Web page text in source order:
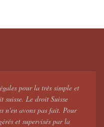
pour la très simple et
suisse. Le droit Suisse
n'en avons pas fait. Pour
et supervisés par la